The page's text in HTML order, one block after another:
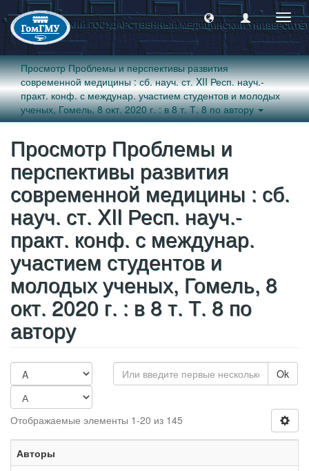
Просмотр Проблемы и перспективы развития
современной медицины : сб. науч. ст. XII Респ. науч.-
практ. конф. с междунар. участием студентов и молодых
ученых, Гомель, 8 окт. 2020 г. : в 8 т. Т. 8 по автору
Просмотр Проблемы и
перспективы развития
современной медицины : сб.
науч. ст. XII Респ. науч.-
практ. конф. с междунар.
участием студентов и
молодых ученых, Гомель, 8
окт. 2020 г. : в 8 т. Т. 8 по
автору
Ok
Отображаемые элементы 1-20 из 145
Авторы